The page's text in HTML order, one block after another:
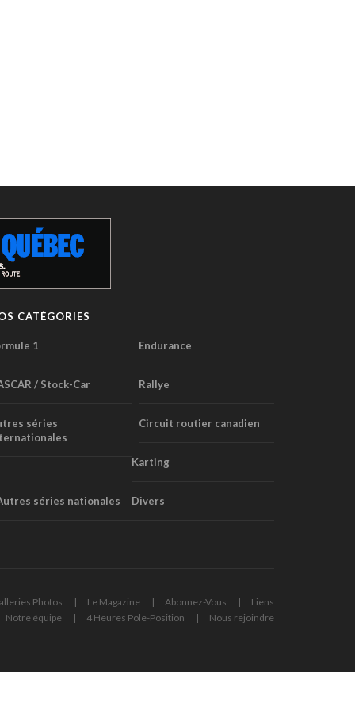
CATÉGORIES
1 Endurance
/ Stock-Car Rallye
séries
Circuit routier canadien
Karting
séries nationales Divers
Photos Le Magazine Abonnez-Vous
Liens
Notre équipe 4 Heures Pole-Position Nous rejoindre